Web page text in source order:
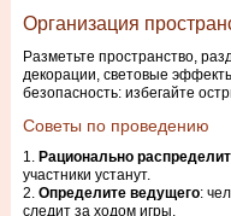
Организация
Разметьте пространство,
декорации, световые
безопасность: избегайте
Советы по проведению
Рационально
участники устанут.
Определите ведущего:
следит за ходом игры.